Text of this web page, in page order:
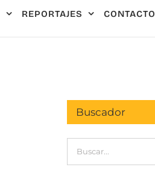
REPORTAJES CONTACTO
Buscador